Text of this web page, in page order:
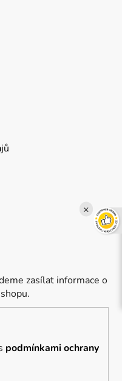
×
zasílat informace o
podmínkami ochrany